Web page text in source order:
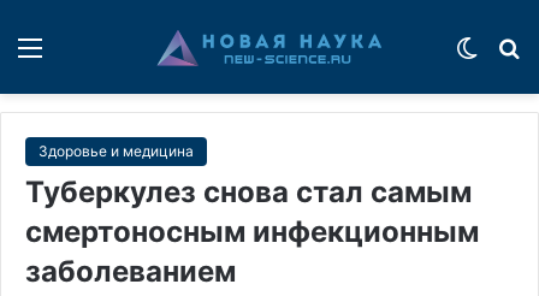
Здоровье и медицина
Туберкулез снова стал самым
смертоносным инфекционным
заболеванием